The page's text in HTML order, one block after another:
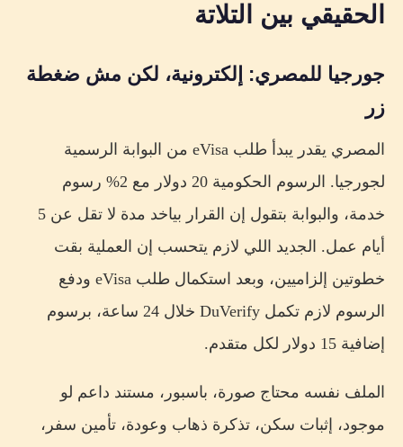
الحقيقي بين التلاتة
جورجيا للمصري: إلكترونية، لكن مش ضغطة
زر
المصري يقدر يبدأ طلب eVisa من البوابة الرسمية
لجورجيا. الرسوم الحكومية 20 دولار مع 2% رسوم
خدمة، والبوابة بتقول إن القرار بياخد مدة لا تقل عن 5
أيام عمل. الجديد اللي لازم يتحسب إن العملية بقت
خطوتين إلزاميين، وبعد استكمال طلب eVisa ودفع
الرسوم لازم تكمل DuVerify خلال 24 ساعة، برسوم
إضافية 15 دولار لكل متقدم.
الملف نفسه محتاج صورة، باسبور، مستند داعم لو
موجود، إثبات سكن، تذكرة ذهاب وعودة، تأمين سفر،